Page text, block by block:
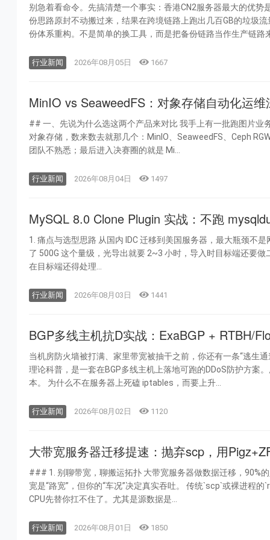
别急着看命令。先搞清楚一个事实：香港CN2服务器最大的优
份思路原封不动搬过来，结果在跨境链路上跑出几百GB的垃圾流量，最后连rm都不敢执行。 我在轻
份体系重构。不是简单的换工具，而是把备份链路当作生产链路
行业新闻 2026年08月05日 1667
MinIO vs SeaweedFS：对象存储自动化运
## 一、先说为什么选这两个产品来对比 我手上有一批跑图片业务和日志归档的服务器，历史包袱少，可以自由选对象存储方案。市面上主流的自建
对象存储，数来数去就那几个：MinIO、SeaweedFS、Ceph
团队不熟悉；最后进入决赛圈的就是 Mi...
行业新闻 2026年08月04日 1497
MySQL 8.0 Clone Plugin 实战：不跑
1. 痛点与选型思路 从国内 IDC 迁移到美国服务器，最大瓶颈不是网速，而是 跨洋链路的 RTT 延迟和长肥管道丢包 。用 mysqldump 导逻辑备份，到
了 500G 这个量级，光导出就要 2~3 小时，导入时目标端还要
在目标端还得处理...
行业新闻 2026年08月03日 1441
BGP多线主机抗D实战：ExaBGP + RTBH/
当机房防火墙被打满、家里带宽被抽干之前，你还有一条“逃生
理论科普，是一套在BGP多线主机上落地可跑的DDoS防护方案
本。 为什么不在服务器上死磕 iptables，而要上升...
行业新闻 2026年08月02日 1120
大带宽服务器迁移提速：抛弃scp，用
### 1. 别聊带宽，聊搬运拓扑 大带宽服务器做数据迁移，90%的人死在一个认知偏差上：以为给足100Mbps或者1Gbps端口，`rsync`就能跑满。 带
宽是“路宽”，但你的“车况”决定真实吞吐。 传统`scp`或裸进程的`rsync`是单线程的，在跨地域或跨运营商回源场景下，TCP单流压不到带宽上限，
CPU先替你扛不住了。尤其是源数据是...
行业新闻 2026年08月01日 1850